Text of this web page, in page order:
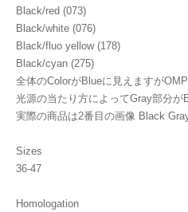
Black/red (073)
Black/white (076)
Black/fluo yellow (178)
Black/cyan (275)
全体のColorがBlueに見えますが
光源の当たり方によってGray部分が
実際の商品は2番目の画像 Black
Sizes
36-47
Homologation